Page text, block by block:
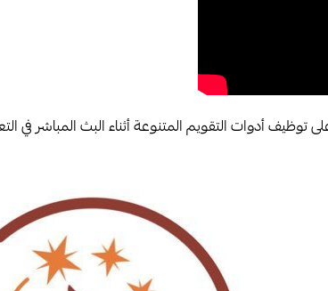
توظيف أدوات التقويم المتنوعة أثناء البث المباشر في